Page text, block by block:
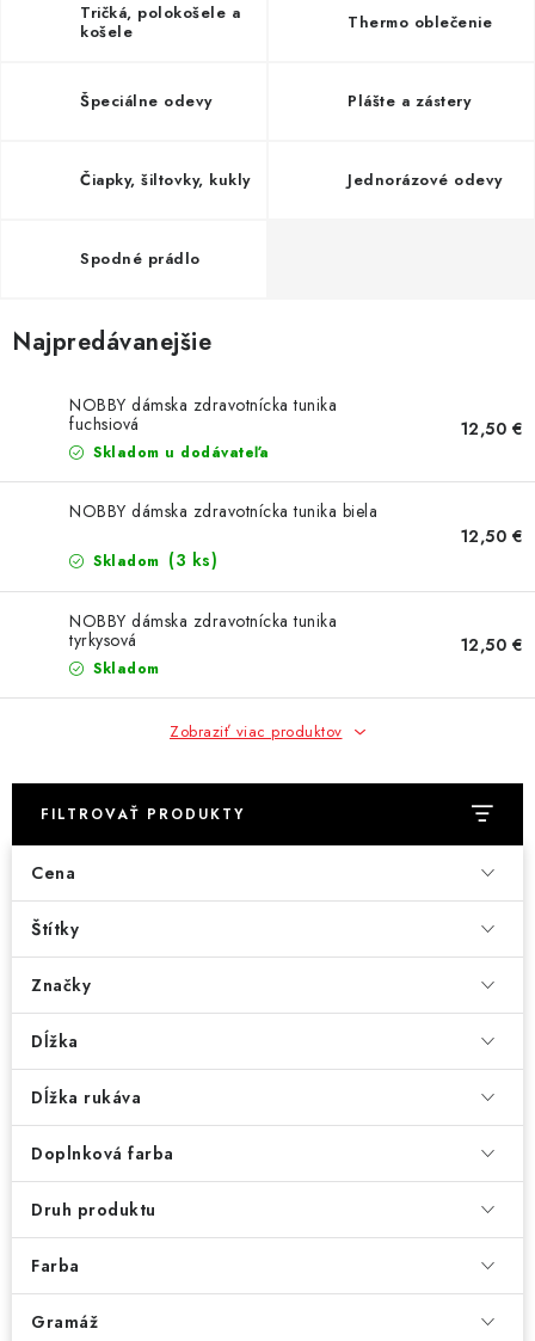
Predajne Kontakt
Pre firmy
Formulár na výmenu tovaru
Reklamačný poriadok
Formulár na vrátenie tovaru /odstúpenie od zmluvy
Pravidlá a nastavenia cookies
Tričká, polokošele a
košele
Thermo oblečenie
Špeciálne odevy Plášte a zástery
Čiapky, šiltovky, kukly Jednorázové odevy
Spodné prádlo
Najpredávanejšie
NOBBY dámska zdravotnícka tunika
fuchsiová
Skladom u dodávateľa
12,50 €
NOBBY dámska zdravotnícka tunika biela
Skladom (3 ks)
12,50 €
NOBBY dámska zdravotnícka tunika
tyrkysová
Skladom
12,50 €
Zobraziť viac produktov
FILTROVAŤ PRODUKTY
Cena
Štítky
Značky
Dĺžka
Dĺžka rukáva
Doplnková farba
Druh produktu
Farba
Gramáž